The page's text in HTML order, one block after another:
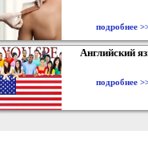
подробнее
Английский
подробнее